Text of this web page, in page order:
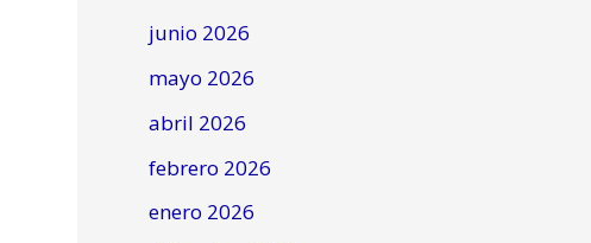
junio 2026
mayo 2026
abril 2026
febrero 2026
enero 2026